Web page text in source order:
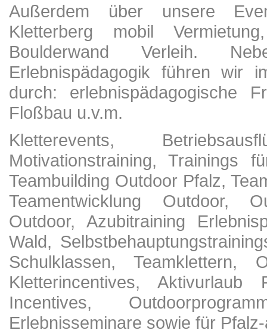
Außerdem über unsere
Kletterberg mobil
Boulderwand Verleih.
Erlebnispädagogik führen wir
durch: erlebnispädagogische
Floßbau u.v.m.
Kletterevents,
Motivationstraining, Trainings
Teambuilding Outdoor Pfalz,
Teamentwicklung Outdoor,
Outdoor, Azubitraining
Wald,
Schulklassen, Teamklettern,
Kletterincentives,
Incentives,
Erlebnisseminare sowie für